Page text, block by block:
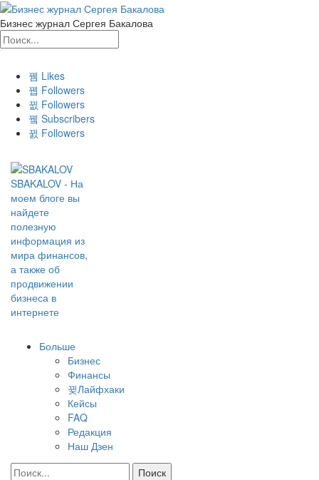
Бизнес журнал Сергея Бакалова
Likes
Followers
Followers
Subscribers
Followers
SBAKALOV - На
моем блоге вы
найдете
полезную
информация из
мира финансов,
а также об
продвижении
бизнеса в
интернете
Больше
Бизнес
Финансы
Лайфхаки
Кейсы
FAQ
Редакция
Наш Дзен